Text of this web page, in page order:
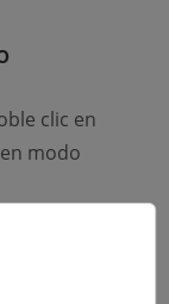
clic en
modo
del